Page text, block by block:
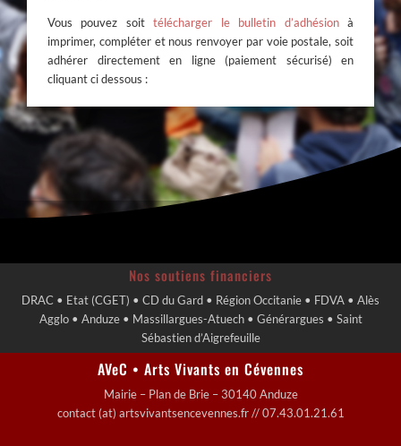
Vous pouvez soittélécharger le bulletin d’adhésionà
imprimer, compléter et nous renvoyer par voie postale, soit
adhérer directement en ligne (paiement sécurisé) en
cliquant ci dessous :
Nos soutiens financiers
DRAC • Etat (CGET) • CD du Gard • Région Occitanie • FDVA • Alès
Agglo • Anduze • Massillargues-Atuech • Générargues • Saint
Sébastien d’Aigrefeuille
AVeC • Arts Vivants en Cévennes
Mairie – Plan de Brie – 30140 Anduze
contact (at) artsvivantsencevennes.fr // 07.43.01.21.61